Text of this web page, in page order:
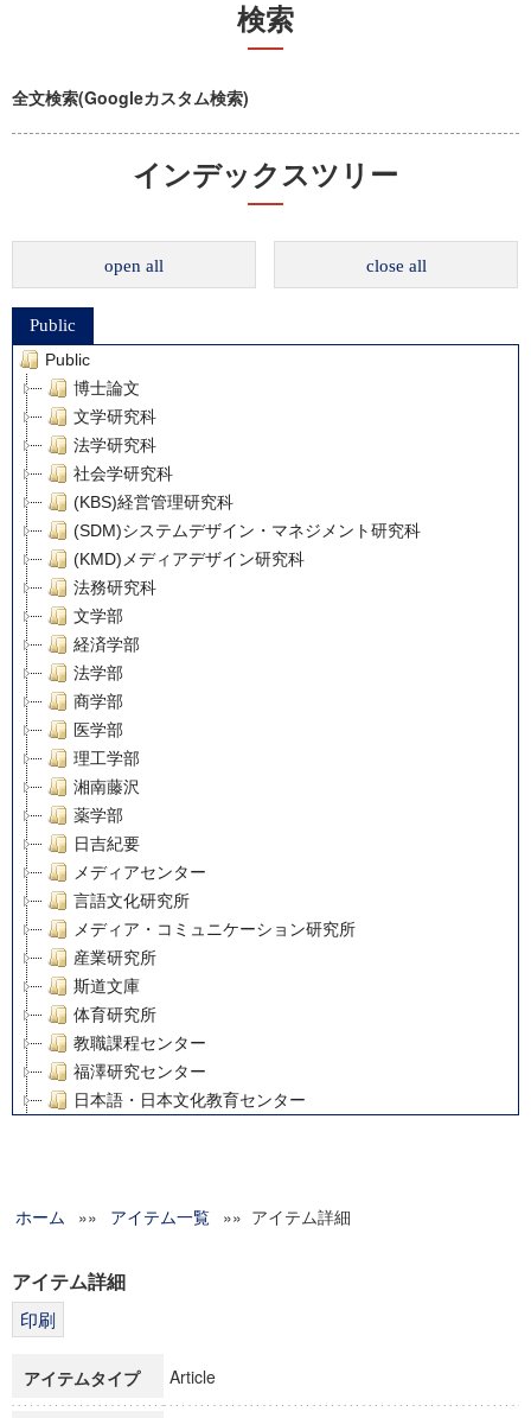
検索
全文検索(Googleカスタム検索)
インデックスツリー
open all close all
Public
Public
博士論文
文学研究科
法学研究科
社会学研究科
(KBS)経営管理研究科
(SDM)システムデザイン・マネジメント研究科
(KMD)メディアデザイン研究科
法務研究科
文学部
経済学部
法学部
商学部
医学部
理工学部
湘南藤沢
薬学部
日吉紀要
メディアセンター
言語文化研究所
メディア・コミュニケーション研究所
産業研究所
斯道文庫
体育研究所
教職課程センター
福澤研究センター
日本語・日本文化教育センター
グローバルリサーチインスティテュート
科学研究費補助金研究成果報告書
博士課程教育リーディングプログラム「超成熟社会発展のサ
ホーム »» アイテム一覧 »» アイテム詳細
アイテム詳細
アイテムタイプ Article